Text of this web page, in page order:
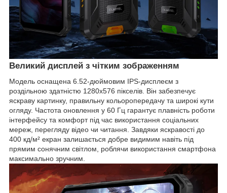
Великий дисплей з чітким зображенням
Модель оснащена 6.52-дюймовим IPS-дисплеєм з
роздільною здатністю 1280х576 пікселів. Він забезпечує
яскраву картинку, правильну кольоропередачу та широкі кути
огляду. Частота оновлення у 60 Гц гарантує плавність роботи
інтерфейсу та комфорт під час використання соціальних
мереж, перегляду відео чи читання. Завдяки яскравості до
400 кд/м² екран залишається добре видимим навіть під
прямим сонячним світлом, роблячи використання смартфона
максимально зручним.